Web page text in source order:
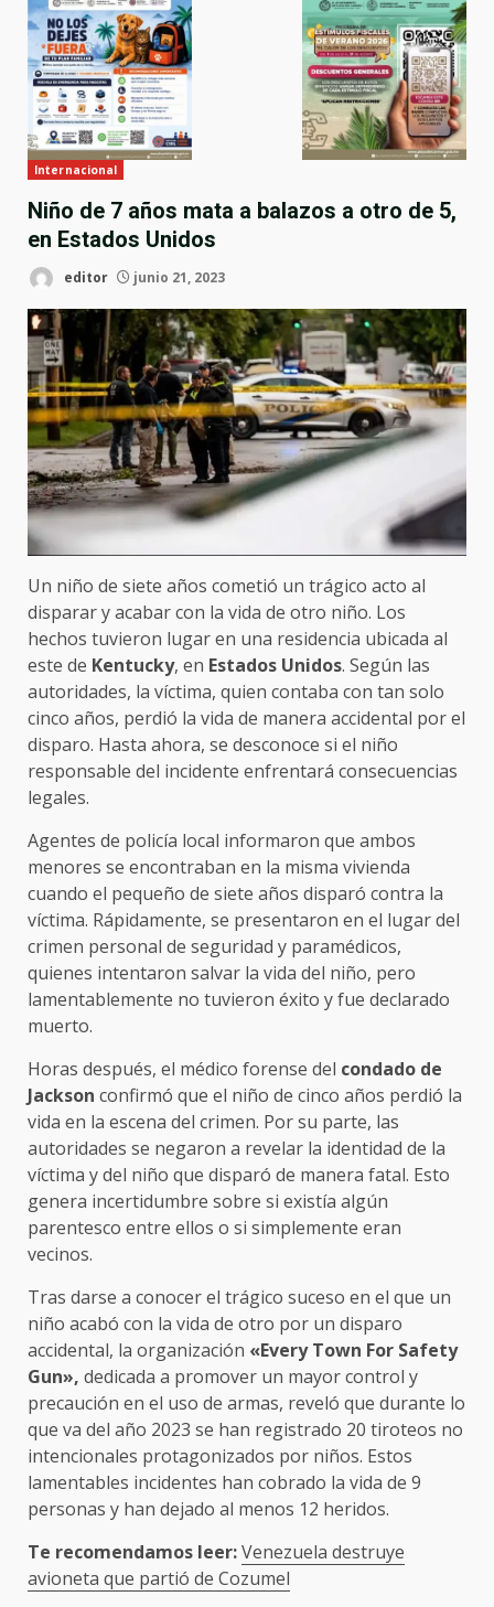
Internacional
Niño de 7 años mata a balazos a otro de 5,
en Estados Unidos
editor junio 21, 2023
Un niño de siete años cometió un trágico acto al
disparar y acabar con la vida de otro niño. Los
hechos tuvieron lugar en una residencia ubicada al
este de Kentucky, en Estados Unidos. Según las
autoridades, la víctima, quien contaba con tan solo
cinco años, perdió la vida de manera accidental por el
disparo. Hasta ahora, se desconoce si el niño
responsable del incidente enfrentará consecuencias
legales.
Agentes de policía local informaron que ambos
menores se encontraban en la misma vivienda
cuando el pequeño de siete años disparó contra la
víctima. Rápidamente, se presentaron en el lugar del
crimen personal de seguridad y paramédicos,
quienes intentaron salvar la vida del niño, pero
lamentablemente no tuvieron éxito y fue declarado
muerto.
Horas después, el médico forense del condado de
Jackson confirmó que el niño de cinco años perdió la
vida en la escena del crimen. Por su parte, las
autoridades se negaron a revelar la identidad de la
víctima y del niño que disparó de manera fatal. Esto
genera incertidumbre sobre si existía algún
parentesco entre ellos o si simplemente eran
vecinos.
Tras darse a conocer el trágico suceso en el que un
niño acabó con la vida de otro por un disparo
accidental, la organización «Every Town For Safety
Gun», dedicada a promover un mayor control y
precaución en el uso de armas, reveló que durante lo
que va del año 2023 se han registrado 20 tiroteos no
intencionales protagonizados por niños. Estos
lamentables incidentes han cobrado la vida de 9
personas y han dejado al menos 12 heridos.
Te recomendamos leer:Venezuela destruye
avioneta que partió de Cozumel